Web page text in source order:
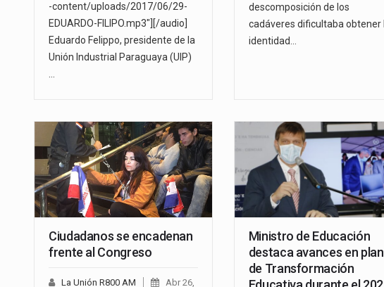
-content/uploads/2017/06/29-
EDUARDO-FILIPO.mp3"][/audio]
Eduardo Felippo, presidente de la
Unión Industrial Paraguaya (UIP)
descomposición de los
cadáveres dificultaba obtener
identidad…
Ciudadanos se encadenan
frente al Congreso
La Unión R800 AM Abr 26,
Ministro de Educación
destaca avances en plan
de Transformación